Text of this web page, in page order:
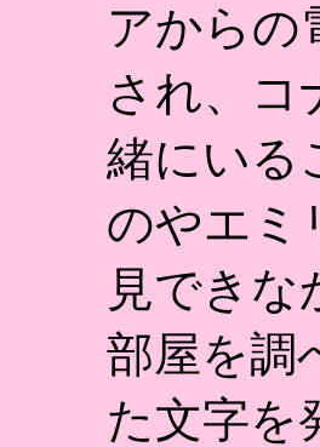
アからの
され、コ
緒にいる
のやエミ
見でき
部屋を調
た文字を